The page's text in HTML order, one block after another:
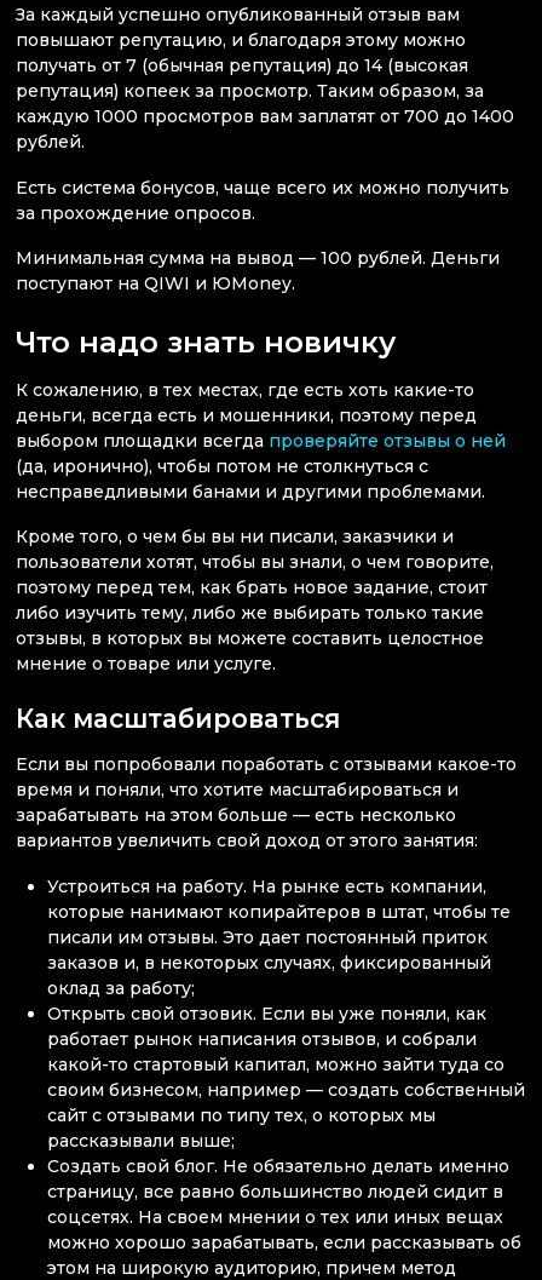
За каждый успешно опубликованный отзыв вам
повышают репутацию, и благодаря этому можно
получать от 7 (обычная репутация) до 14 (высокая
репутация) копеек за просмотр. Таким образом, за
каждую 1000 просмотров вам заплатят от 700 до 1400
рублей.
Есть система бонусов, чаще всего их можно получить
за прохождение опросов.
Минимальная сумма на вывод — 100 рублей. Деньги
поступают на QIWI и ЮMoney.
Что надо знать новичку
К сожалению, в тех местах, где есть хоть какие-то
деньги, всегда есть и мошенники, поэтому перед
выбором площадки всегда проверяйте отзывы о ней
(да, иронично), чтобы потом не столкнуться с
несправедливыми банами и другими проблемами.
Кроме того, о чем бы вы ни писали, заказчики и
пользователи хотят, чтобы вы знали, о чем говорите,
поэтому перед тем, как брать новое задание, стоит
либо изучить тему, либо же выбирать только такие
отзывы, в которых вы можете составить целостное
мнение о товаре или услуге.
Как масштабироваться
Если вы попробовали поработать с отзывами какое-то
время и поняли, что хотите масштабироваться и
зарабатывать на этом больше — есть несколько
вариантов увеличить свой доход от этого занятия:
Устроиться на работу. На рынке есть компании,
которые нанимают копирайтеров в штат, чтобы те
писали им отзывы. Это дает постоянный приток
заказов и, в некоторых случаях, фиксированный
оклад за работу;
Открыть свой отзовик. Если вы уже поняли, как
работает рынок написания отзывов, и собрали
какой-то стартовый капитал, можно зайти туда со
своим бизнесом, например — создать собственный
сайт с отзывами по типу тех, о которых мы
рассказывали выше;
Создать свой блог. Не обязательно делать именно
страницу, все равно большинство людей сидит в
соцсетях. На своем мнении о тех или иных вещах
можно хорошо зарабатывать, если рассказывать об
этом на широкую аудиторию, причем метод